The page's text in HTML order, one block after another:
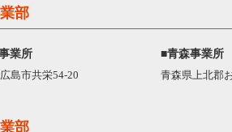
部
業所
島市共栄54-20
■青森事業所
青森県上北郡
部